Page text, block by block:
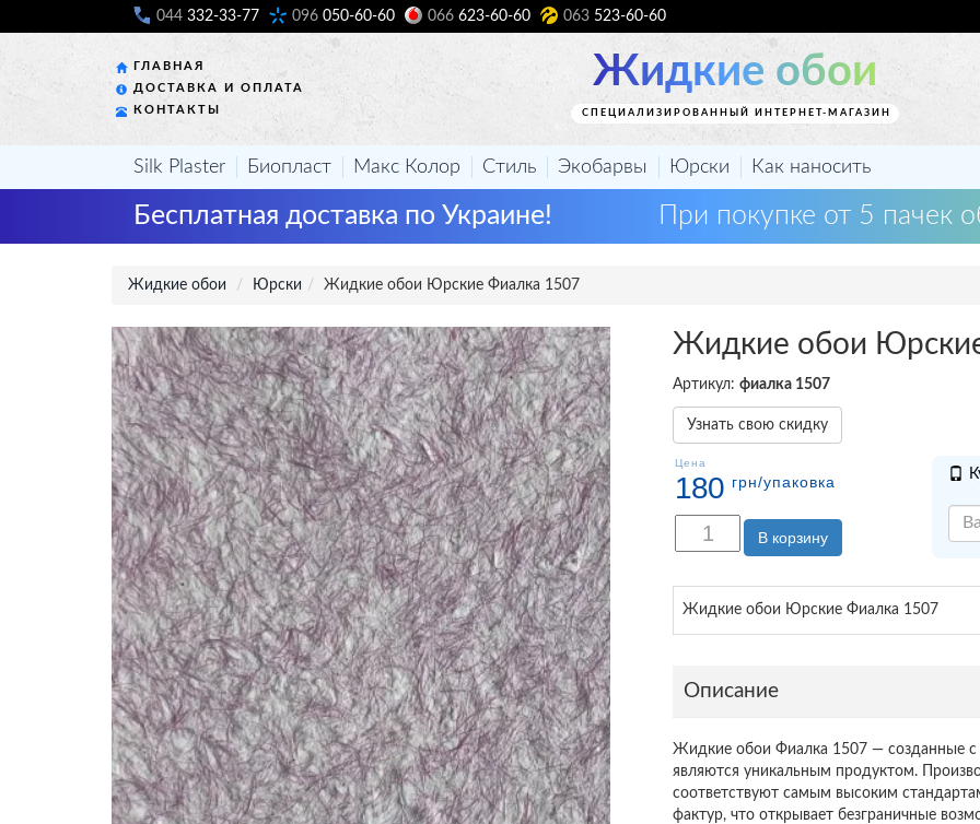
044 332-33-77 096 050-60-60 066 623-60-60 063 523-60-60
ГЛАВНАЯ
ДОСТАВКА И ОПЛАТА
КОНТАКТЫ
Жидкие обои
СПЕЦИАЛИЗИРОВАННЫЙ ИНТЕРНЕТ-МАГАЗИН
Silk Plaster Биопласт Макс Колор Стиль Экобарвы Юрски Как наносить
Бесплатная доставка по Украине! При покупке от 5 пачек
Жидкие обои Юрски Жидкие обои Юрские Фиалка 1507
Жидкие обои
Артикул: фиалка 1507
Узнать свою скидку
Цена
180 грн/упаковка
В корзину
Жидкие обои Юрские Фиалка 1507
Описание
Жидкие обои Фиалка 1507 — созданные с
являются уникальным продуктом.
соответствуют самым высоким
фактур, что открывает безграничные